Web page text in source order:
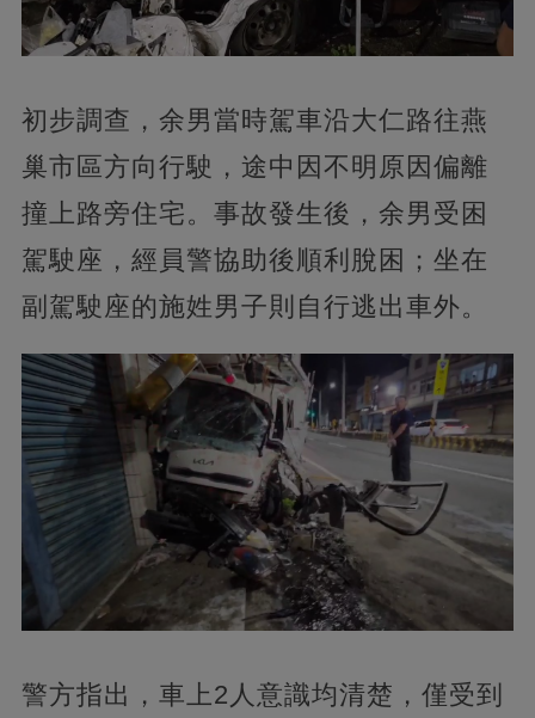
初步調查，余男當時駕車沿大仁路往燕
巢市區方向行駛，途中因不明原因偏離
撞上路旁住宅。事故發生後，余男受困
駕駛座，經員警協助後順利脫困；坐在
副駕駛座的施姓男子則自行逃出車外。
警方指出，車上2人意識均清楚，僅受到